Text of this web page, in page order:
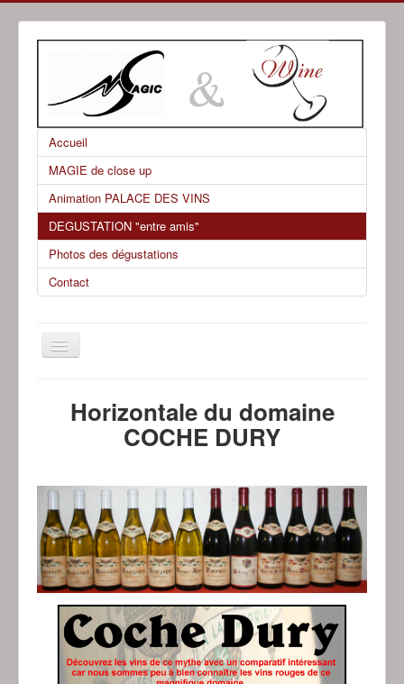
Accueil
MAGIE de close up
Animation PALACE DES VINS
DEGUSTATION "entre amis"
Photos des dégustations
Contact
Basculer
la
Horizontale du domaine
COCHE DURY